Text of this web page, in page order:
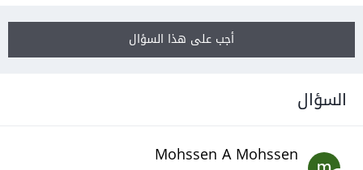
أجب على هذا السؤال
السؤال
Mohssen A Mohssen